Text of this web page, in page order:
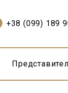
+38 (099) 189